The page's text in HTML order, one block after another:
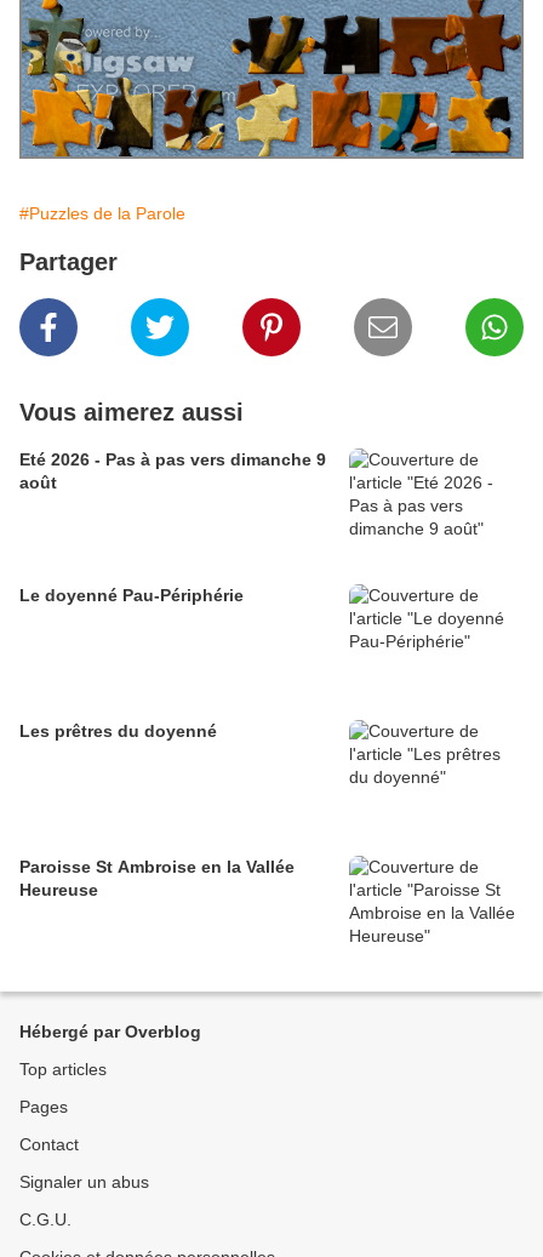
#Puzzles de la Parole
Partager
Vous aimerez aussi
Eté 2026 - Pas à pas vers dimanche 9
août
Le doyenné Pau-Périphérie
Les prêtres du doyenné
Paroisse St Ambroise en la Vallée
Heureuse
Hébergé par Overblog
Top articles
Pages
Contact
Signaler un abus
C.G.U.